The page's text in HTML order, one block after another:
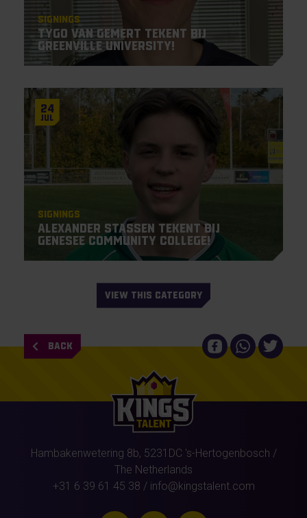
Signings
Tygo van Gemert tekent bij
Greenville University!
24
Jul
Signings
Alexander Stassen tekent bij
Genesee Community College!
VIEW THIS CATEGORY
BACK
Hambakenwetering 8b, 5231DC 's-Hertogenbosch /
The Netherlands
+31 6 39 61 45 38 / info@kingstalent.com